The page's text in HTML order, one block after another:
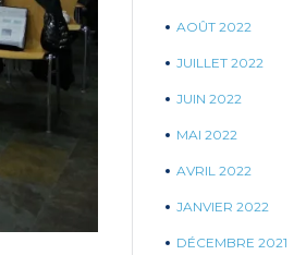
AOÛT 2022
JUILLET 2022
JUIN 2022
MAI 2022
AVRIL 2022
JANVIER 2022
DÉCEMBRE 2021